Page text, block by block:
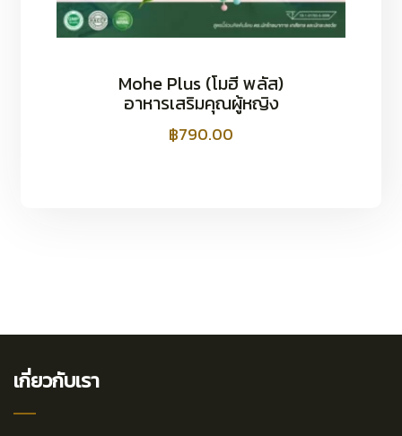
Mohe Plus (โมฮี พลัส)
อาหารเสริมคุณผู้หญิง
฿790.00
เกี่ยวกับเรา